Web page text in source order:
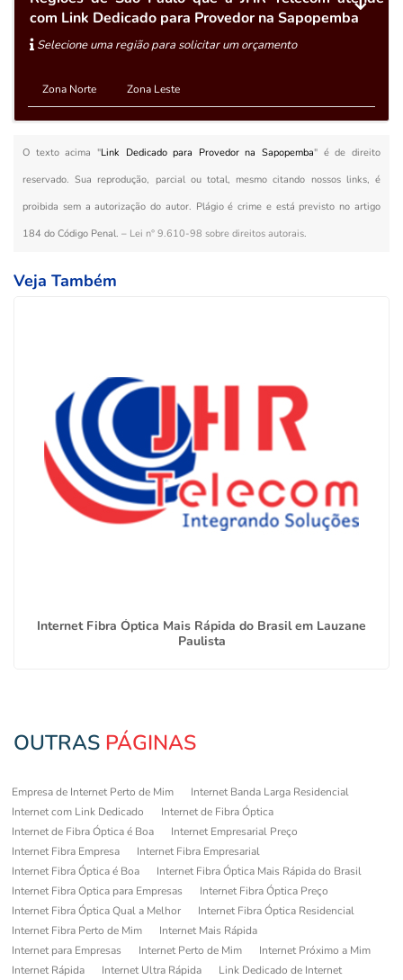
com Link Dedicado para Provedor na Sapopemba
Selecione uma região para solicitar um orçamento
Zona Norte Zona Leste
O texto acima "Link Dedicado para Provedor na Sapopemba" é de direito
reservado. Sua reprodução, parcial ou total, mesmo citando nossos links, é
proibida sem a autorização do autor. Plágio é crime e está previsto no artigo
184 do Código Penal. – Lei n° 9.610-98 sobre direitos autorais.
Veja Também
Internet Fibra Óptica Mais Rápida do Brasil em Lauzane
Paulista
OUTRAS PÁGINAS
Empresa de Internet Perto de Mim
Internet Banda Larga Residencial
Internet com Link Dedicado
Internet de Fibra Óptica
Internet de Fibra Óptica é Boa
Internet Empresarial Preço
Internet Fibra Empresa
Internet Fibra Empresarial
Internet Fibra Óptica é Boa
Internet Fibra Óptica Mais Rápida do Brasil
Internet Fibra Optica para Empresas
Internet Fibra Óptica Preço
Internet Fibra Óptica Qual a Melhor
Internet Fibra Óptica Residencial
Internet Fibra Perto de Mim
Internet Mais Rápida
Internet para Empresas
Internet Perto de Mim
Internet Próximo a Mim
Internet Rápida
Internet Ultra Rápida
Link Dedicado de Internet